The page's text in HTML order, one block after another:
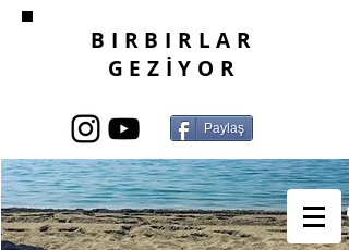
BIRBIRLAR
GEZİYOR
Paylaş